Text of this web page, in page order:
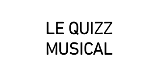
LE QUIZZ
MUSICAL